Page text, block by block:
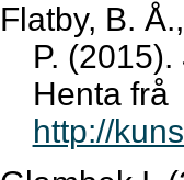
Flatby, B.
P. (2015).
Henta frå
http://